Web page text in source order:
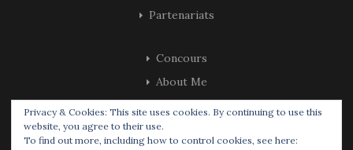
Partenariats
Concours
About Me
Privacy & Cookies: This site uses cookies. By continuing to use this
website, you agree to their use.
To find out more, including how to control cookies, see here: